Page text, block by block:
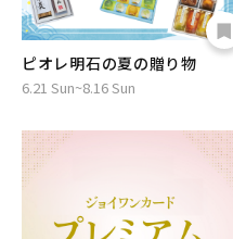
ピオレ明石の夏の贈り物
6.21 Sun~8.16 Sun